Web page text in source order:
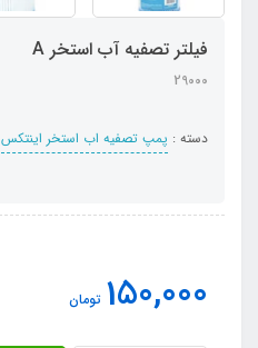
فیلتر تصفیه آب استخر A
29000
دسته : پمپ تصفیه اب استخر اینتکس
150,000 تومان